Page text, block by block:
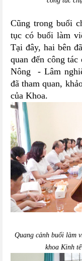
Cũng trong buổi
tục có buổi làm
Tại đây, hai bên
quan đến công
Nông - Lâm
đã tham quan,
của Khoa.
Quang cảnh buổi làm
khoa Kinh